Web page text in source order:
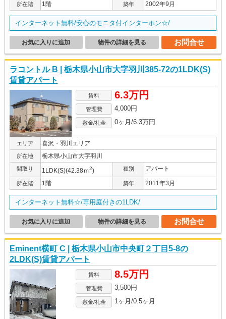
所在階 1階 築年 2002年9月
インターネット無料/安心のモニタ付インターホン☆/
お問合せ
物件の詳細を見る
お気に入りに追加
ラコントル B | 栃木県小山市大字羽川385-72の1LDK(S)
賃貸アパート
賃料 6.3万円
管理費 4,000円
敷金/礼金 0ヶ月/6.3万円
エリア 喜沢・羽川エリア
所在地 栃木県小山市大字羽川
間取り 1LDK(S)(42.38ｍ2) 種別 アパート
所在階 1階 築年 2011年3月
インターネット無料☆/専用庭付きの1LDK/
お問合せ
物件の詳細を見る
お気に入りに追加
Eminent横町 C | 栃木県小山市中央町２丁目5-8の
2LDK(S)賃貸アパート
賃料 8.5万円
管理費 3,500円
敷金/礼金 1ヶ月/0.5ヶ月